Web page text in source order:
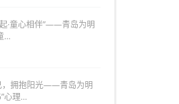
起·童心相伴”——青岛为明
…
，拥抱阳光——青岛为明
举行“5·25”心理…